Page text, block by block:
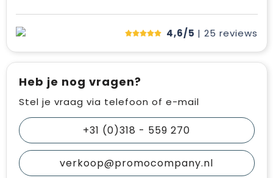
4,6/5 | 25 reviews
Heb je nog vragen?
Stel je vraag via telefoon of e-mail
+31 (0)318 - 559 270
verkoop@promocompany.nl